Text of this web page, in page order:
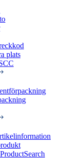
plats